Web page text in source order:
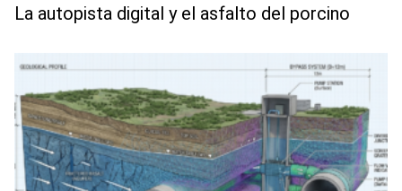
La autopista digital y el asfalto del porcino